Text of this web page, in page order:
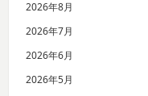
2026年8月
2026年7月
2026年6月
2026年5月